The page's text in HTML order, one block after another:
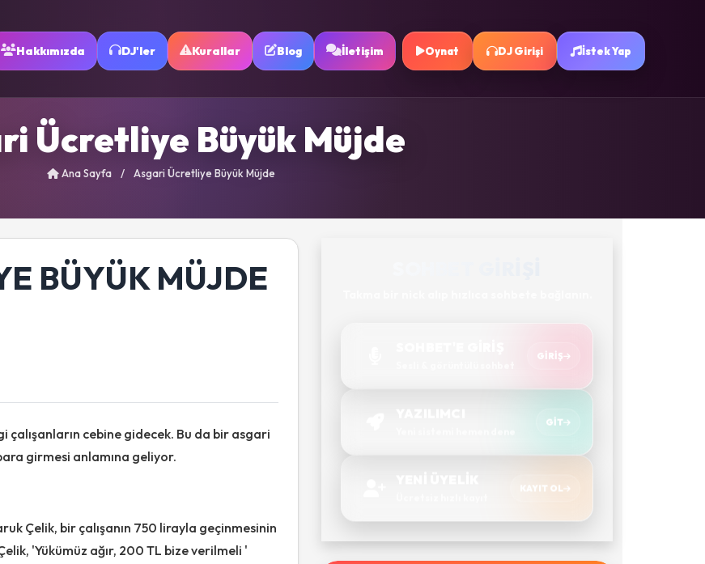
Hakkımızda DJ'ler Kurallar Blog İletişim Oynat DJ Girişi İstek Yap
Ücretliye Büyük Müjde
Ana Sayfa / Asgari Ücretliye Büyük Müjde
BÜYÜK MÜJDE
cebine gidecek. Bu da bir asgari
girmesi anlamına geliyor.
Çelik, bir çalışanın 750 lirayla geçinmesinin
'Yükümüz ağır, 200 TL bize verilmeli '
GIRIŞ
GIT
KAYIT OL